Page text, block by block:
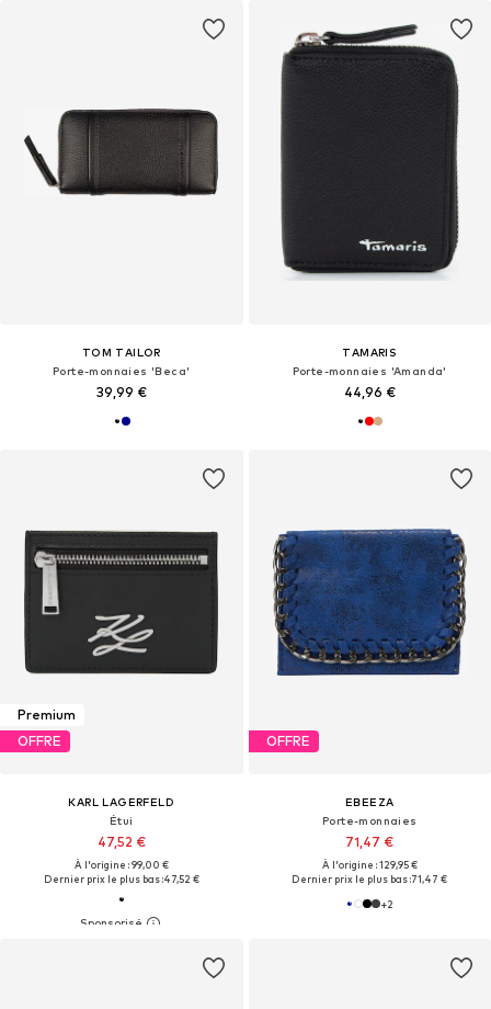
TOM TAILOR
Porte-monnaies 'Beca'
39,99 €
TAMARIS
Porte-monnaies 'Amanda'
44,96 €
Premium
OFFRE
KARL LAGERFELD
Étui
47,52 €
À l'origine : 99,00 €
Dernier prix le plus bas :47,52 €
OFFRE
EBEEZA
Porte-monnaies
71,47 €
À l'origine : 129,95 €
Dernier prix le plus bas :71,47 €
+2